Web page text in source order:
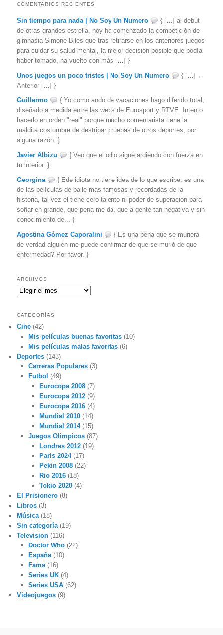
COMENTARIOS RECIENTES
Sin tiempo para nada | No Soy Un Numero
{ […] al debut
de otras grandes estrella, hoy ha comenzado la competición de
gimnasia Simone Biles que tras retirarse en los anteriores juegos
para cuidar su salud mental, la mejor decisión posible que podía
haber tomado, ha vuelto con más […] }
Unos juegos un poco tristes | No Soy Un Numero
{ […] ←
Anterior […] }
Guillermo
{ Yo como ando de vacaciones hago diferido total,
diseñado a medida entre las webs de Eurosport y RTVE. Intento
hacerlo en orden "real" porque mucho comentarista tiene la
maldita costumbre de destripar pruebas de otros deportes, por
alguna razón. }
Javier Albizu
{ Veo que el odio sigue ardiendo con fuerza en
tu interior. }
Georgina
{ Ede idiota no tiene idea de lo que escribe, es una
de las películas de baile mas famosas y recordadas de la
historia, tal vez el tiene cero talento ni poder de superación para
soñar en grande, que pena me da, que a gente tan negativa y sin
conocimiento de... }
Agostina Gómez Caporalini
{ Es una pena que se muriera
de verdad alguien me puede confirmar de que se murió de que
enfermedad? Por favor. }
ARCHIVOS
Archivos
CATEGORÍAS
Cine (42)
Mis películas buenas favoritas(10)
Mis películas malas favoritas(6)
Deportes (143)
Carreras Populares(3)
Futbol (49)
Eurocopa 2008 (7)
Eurocopa 2012 (9)
Eurocopa 2016 (4)
Mundial 2010 (14)
Mundial 2014(15)
Juegos Olimpicos(87)
Londres 2012 (19)
Paris 2024(17)
Pekin 2008 (22)
Rio 2016 (18)
Tokio 2020 (4)
El Prisionero (8)
Libros (3)
Música(18)
Sin categoría(19)
Television (116)
Doctor Who(22)
España(10)
Fama(16)
Series UK(4)
Series USA(62)
Videojuegos (9)